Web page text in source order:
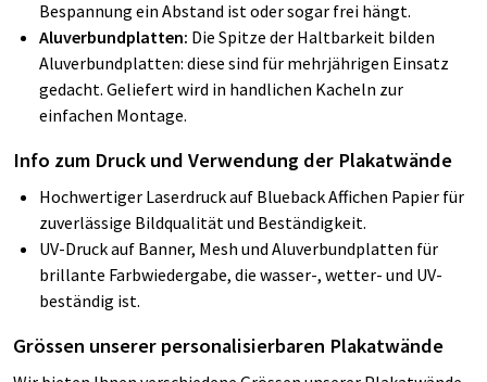
Bespannung ein Abstand ist oder sogar frei hängt.
Aluverbundplatten: Die Spitze der Haltbarkeit bilden
Aluverbundplatten: diese sind für mehrjährigen Einsatz
gedacht. Geliefert wird in handlichen Kacheln zur
einfachen Montage.
Info zum Druck und Verwendung der Plakatwände
Hochwertiger Laserdruck auf Blueback Affichen Papier für
zuverlässige Bildqualität und Beständigkeit.
UV-Druck auf Banner, Mesh und Aluverbundplatten für
brillante Farbwiedergabe, die wasser-, wetter- und UV-
beständig ist.
Grössen unserer personalisierbaren Plakatwände